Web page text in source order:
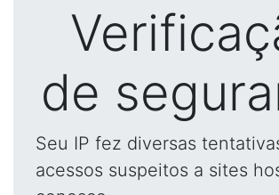
de
Seu IP fez diversas
acessos suspeitos a sites